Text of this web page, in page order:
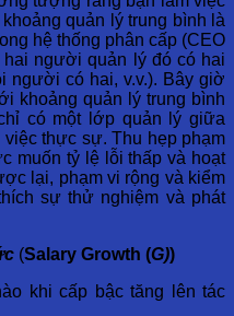
quản lý trung bình là
hệ thống phân cấp (CEO
người quản lý đó có hai
người có hai, v.v.). Bây giờ
khoảng quản lý trung bình
có một lớp quản lý giữa
thực sự. Thu hẹp phạm
muốn tỷ lệ lỗi thấp và hoạt
lại, phạm vi rộng và kiểm
sự thử nghiệm và phát
(Salary Growth (G))
khi cấp bậc tăng lên tác